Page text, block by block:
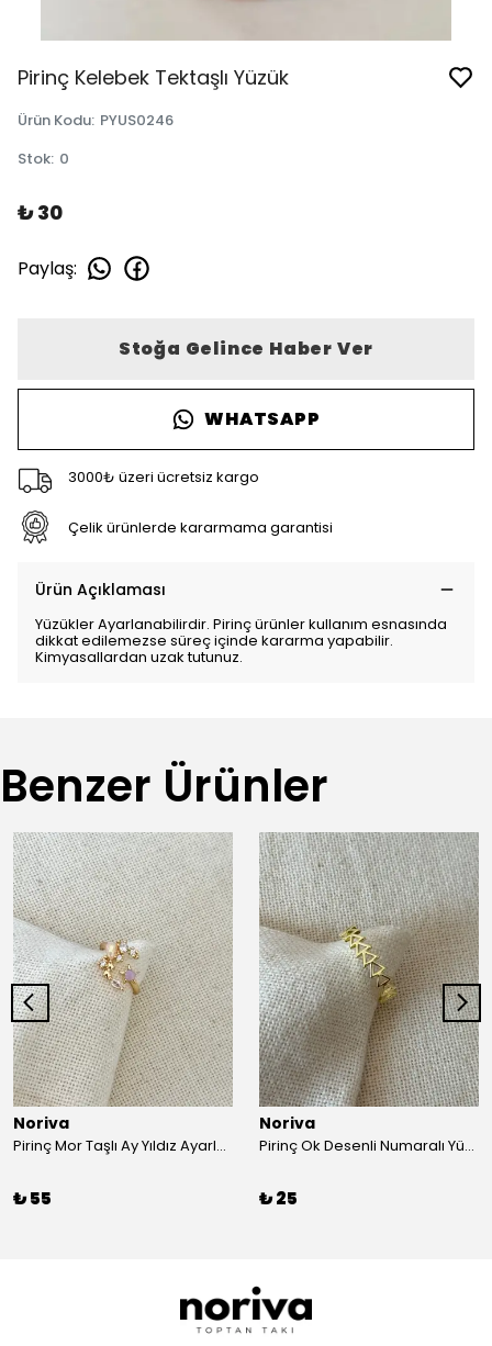
Pirinç Kelebek Tektaşlı Yüzük
Ürün Kodu: PYUS0246
Stok: 0
₺ 30
Paylaş:
Stoğa Gelince Haber Ver
WHATSAPP
3000₺ üzeri ücretsiz kargo
Çelik ürünlerde kararmama garantisi
Ürün Açıklaması
Yüzükler Ayarlanabilirdir. Pirinç ürünler kullanım esnasında
dikkat edilemezse süreç içinde kararma yapabilir.
Kimyasallardan uzak tutunuz.
Benzer Ürünler
Noriva
Pirinç Mor Taşlı Ay Yıldız Ayarlamalı Yüzük
₺ 55
Noriva
Pirinç Ok Desenli Numaralı Yüzük
₺ 25